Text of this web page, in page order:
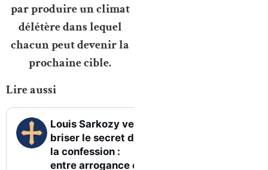
par produire un climat
délétère dans lequel
chacun peut devenir la
prochaine cible.
Lire aussi